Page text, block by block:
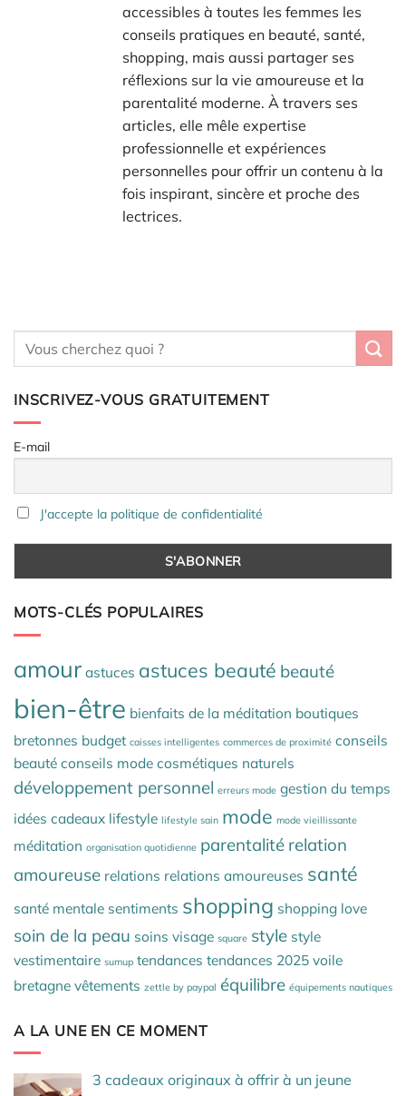
accessibles à toutes les femmes les
conseils pratiques en beauté, santé,
shopping, mais aussi partager ses
réflexions sur la vie amoureuse et la
parentalité moderne. À travers ses
articles, elle mêle expertise
professionnelle et expériences
personnelles pour offrir un contenu à la
fois inspirant, sincère et proche des
lectrices.
INSCRIVEZ-VOUS GRATUITEMENT
E-mail
J'accepte la politique de confidentialité
MOTS-CLÉS POPULAIRES
amour astuces astuces beauté beauté
bien-être bienfaits de la méditation boutiques
bretonnes budget caisses intelligentes commerces de proximité conseils
beauté conseils mode cosmétiques naturels
développement personnel erreurs mode gestion du temps
idées cadeaux lifestyle lifestyle sain mode mode vieillissante
méditation organisation quotidienne parentalité relation
amoureuse relations relations amoureuses santé
santé mentale sentiments shopping shopping love
soin de la peau soins visage square style style
vestimentaire sumup tendances tendances 2025 voile
bretagne vêtements zettle by paypal équilibre équipements nautiques
A LA UNE EN CE MOMENT
3 cadeaux originaux à offrir à un jeune